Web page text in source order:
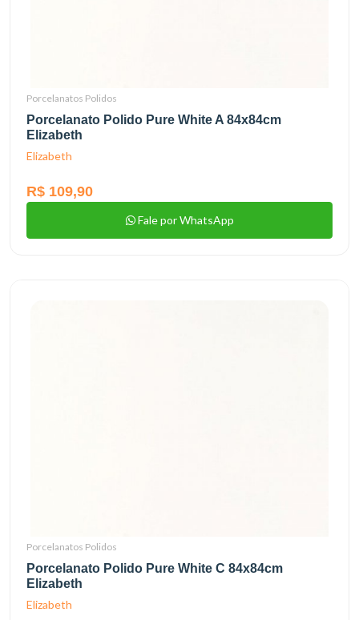
Porcelanatos Polidos
Porcelanato Polido Pure White A 84x84cm
Elizabeth
Elizabeth
R$ 109,90
Fale por WhatsApp
Porcelanatos Polidos
Porcelanato Polido Pure White C 84x84cm
Elizabeth
Elizabeth